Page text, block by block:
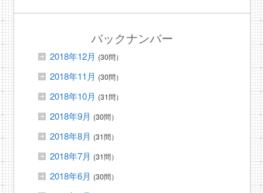
バックナンバー
2018年12月 (30問）
2018年11月 (30問）
2018年10月 (31問）
2018年9月 (30問）
2018年8月 (31問）
2018年7月 (31問）
2018年6月 (30問）